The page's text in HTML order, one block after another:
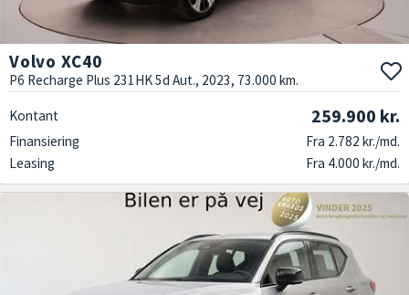
Volvo XC40
P6 Recharge Plus 231HK 5d Aut., 2023, 73.000 km.
Kontant 259.900 kr.
Finansiering
Fra 2.782 kr./md.
Leasing
Fra 4.000 kr./md.